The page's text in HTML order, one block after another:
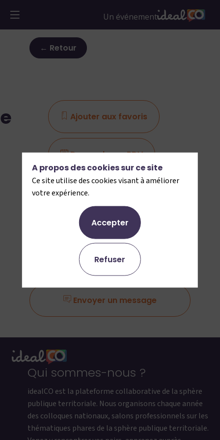
← Retour
Ajouter aux favoris
Demander un RDV
Envoyer un message
Ajouter aux favoris
Demander un RDV
Envoyer un message
Qui sommes-nous ?
idealCO est la plateforme collaborative de la sphère
publique territoriale. Nous organisons chaque année
des colloques nationaux, salons professionnels sur les
thématiques phares de la sphère publique territoriale.
A propos des cookies sur ce site
Ce site utilise des cookies visant à améliorer
votre expérience.
Accepter
Refuser